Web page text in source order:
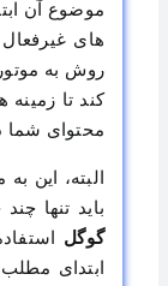
موضوع آن
های
روش به
‌کند تا زمینه
محتوای شما
البته، این
باید تنها
گوگل
ابتدای